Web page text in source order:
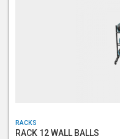
RACKS
RACK 12 WALL BALLS